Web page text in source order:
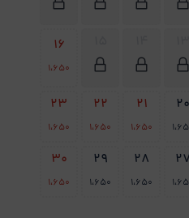
16
1،650
20
21
1،650
22
1،650
23
1،650
27
28
1،650
29
1،650
30
1،650